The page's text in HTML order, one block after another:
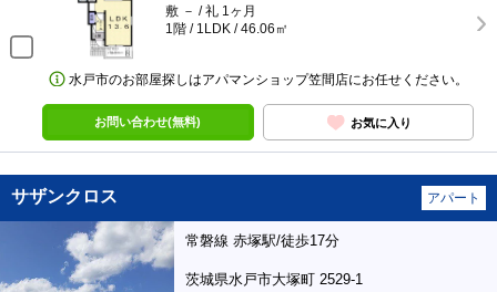
敷 － / 礼 1ヶ月
1階 / 1LDK / 46.06㎡
水戸市のお部屋探しはアパマンショップ笠間店にお任せください。
お問い合わせ(無料) お気に入り
サザンクロス アパート
常磐線 赤塚駅/徒歩17分
茨城県水戸市大塚町 2529-1